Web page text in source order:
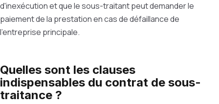
d'inexécution et que le sous-traitant peut demander le
paiement de la prestation en cas de défaillance de
l'entreprise principale.
Quelles sont les clauses
indispensables du contrat de sous-
traitance ?